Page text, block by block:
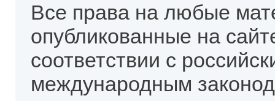
Все права на любые
опубликованные на
соответствии с
международным